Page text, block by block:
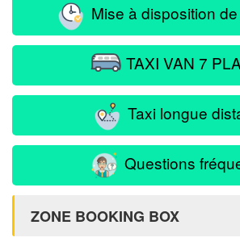
Mise à disposition
TAXI VAN 7
Taxi longue
Questions
ZONE BOOKING BOX